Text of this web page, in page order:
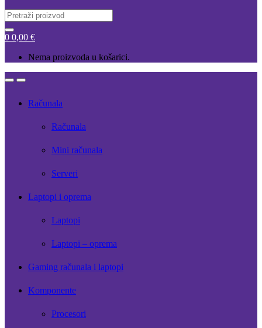
Search
for:
0 0,00 €
Nema proizvoda u košarici.
OpenClose
Računala
Računala
Mini računala
Serveri
Laptopi i oprema
Laptopi
Laptopi – oprema
Gaming računala i laptopi
Komponente
Procesori